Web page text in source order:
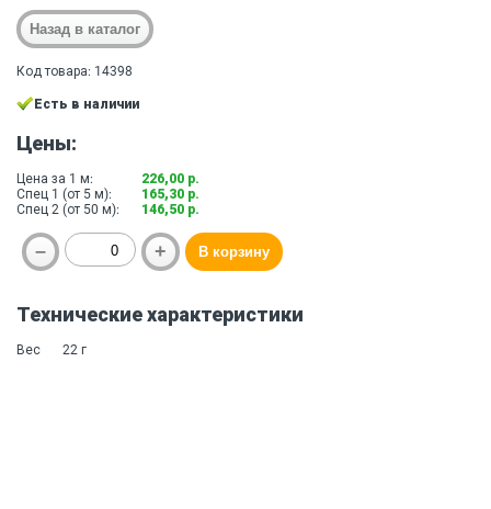
Код товара: 14398
Есть в наличии
Цены:
Цена за 1 м:
226,00 р.
Спец 1 (от 5 м):
165,30 р.
Спец 2 (от 50 м):
146,50 р.
Технические характеристики
Вес 22 г